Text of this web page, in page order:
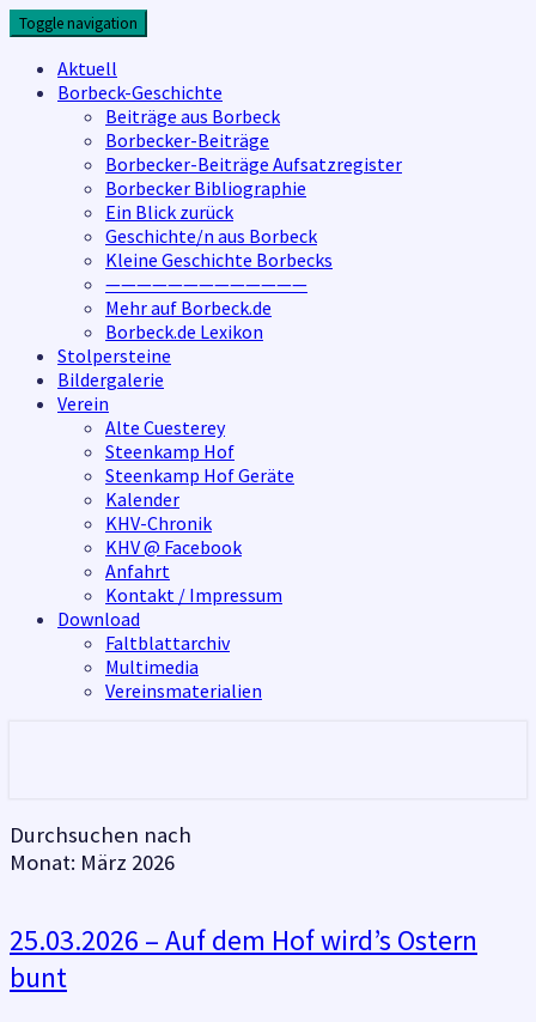
Skip
to
content
Toggle navigation
Aktuell
Borbeck-Geschichte
Beiträge aus Borbeck
Borbecker-Beiträge
Borbecker-Beiträge Aufsatzregister
Borbecker Bibliographie
Ein Blick zurück
Geschichte/n aus Borbeck
Kleine Geschichte Borbecks
—————————————
Mehr auf Borbeck.de
Borbeck.de Lexikon
Stolpersteine
Bildergalerie
Verein
Alte Cuesterey
Steenkamp Hof
Steenkamp Hof Geräte
Kalender
KHV-Chronik
KHV @ Facebook
Anfahrt
Kontakt / Impressum
Download
Faltblattarchiv
Multimedia
Vereinsmaterialien
Durchsuchen nach
Monat: März 2026
25.03.2026
–
Auf
25.03.2026 – Auf dem Hof wird’s Ostern
bunt